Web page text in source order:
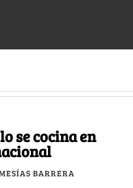
se cocina en
BARRERA